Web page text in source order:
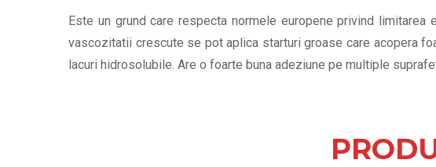
Este un grund care respecta normele europene privind
vascozitatii crescute se pot aplica starturi groase care acopera
lacuri hidrosolubile. Are o foarte buna adeziune pe multiple